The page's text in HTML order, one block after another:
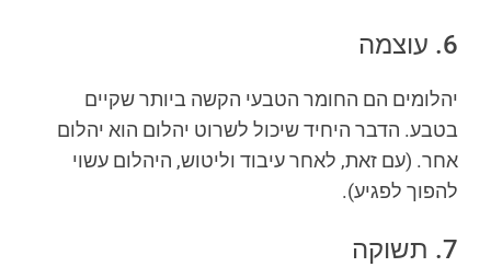
6. עוצמה
יהלומים הם החומר הטבעי הקשה ביותר שקיים
בטבע. הדבר היחיד שיכול לשרוט יהלום הוא יהלום
אחר. (עם זאת, לאחר עיבוד וליטוש, היהלום עשוי
להפוך לפגיע).
7. תשוקה